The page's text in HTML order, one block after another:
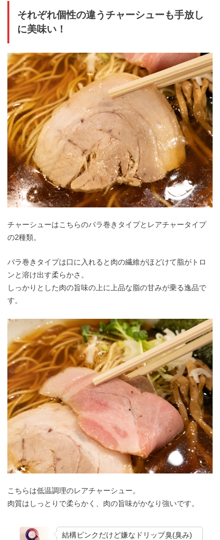
それぞれ個性の違うチャーシューも手放し
に美味い！
チャーシューはこちらのバラ巻きタイプとレアチャータイプ
の2種類。
バラ巻きタイプは口に入れると肉の繊維がほどけて脂がトロ
ンと溶け出す柔らかさ。
しっかりとした肉の旨味の上に上品な脂の甘みが乗る逸品で
す。
こちらは低温調理のレアチャーシュー。
肉質はしっとりで柔らかく、肉の旨味がかなり強いです。
結構ピンクだけど嫌なドリップ臭(臭み)